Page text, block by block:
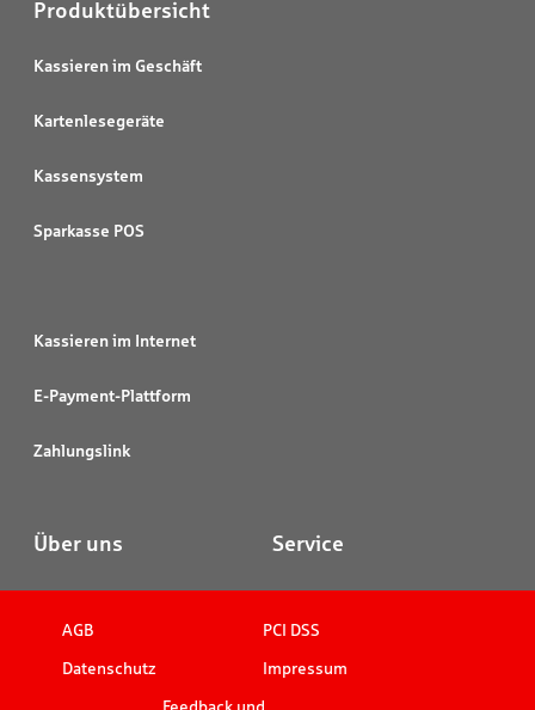
Produktübersicht
Kassieren im Geschäft
Kartenlesegeräte
Kassensystem
Sparkasse POS
Kassieren im Internet
E-Payment-Plattform
Zahlungslink
Über uns Service
AGB
PCI DSS
Datenschutz
Impressum